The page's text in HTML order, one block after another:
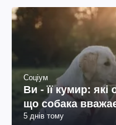
Соціум
Ви - її кумир: які
що собака
5 днів тому